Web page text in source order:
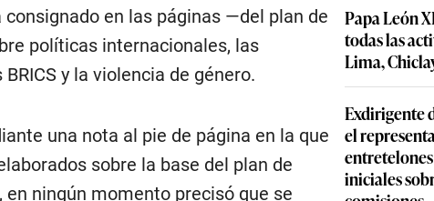
en las páginas —del plan de
políticas internacionales, las
y la violencia de género.
una nota al pie de página en la que
sobre la base del plan de
ningún momento precisó que se
Papa León
todas las
Lima,
Exdirigente
el
iniciales